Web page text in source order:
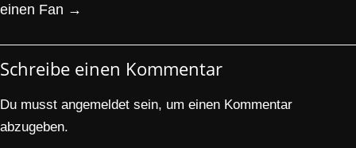
einen Fan →
Schreibe einen Kommentar
Du musst angemeldet sein, um einen Kommentar
abzugeben.